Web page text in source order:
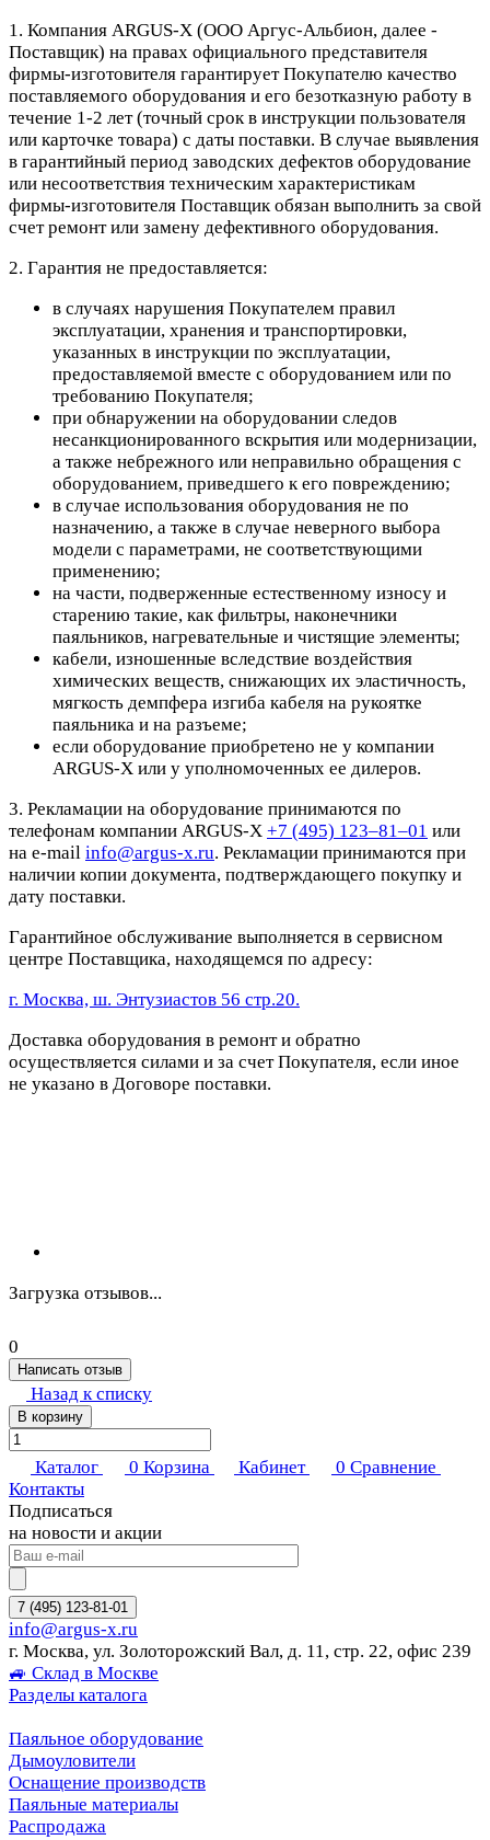
1. Компания ARGUS-X (ООО Аргус-Альбион, далее -
Поставщик) на правах официального представителя
фирмы-изготовителя гарантирует Покупателю качество
поставляемого оборудования и его безотказную работу в
течение 1-2 лет (точный срок в инструкции пользователя
или карточке товара) с даты поставки. В случае выявления
в гарантийный период заводских дефектов оборудование
или несоответствия техническим характеристикам
фирмы-изготовителя Поставщик обязан выполнить за свой
счет ремонт или замену дефективного оборудования.
2. Гарантия не предоставляется:
в случаях нарушения Покупателем правил
эксплуатации, хранения и транспортировки,
указанных в инструкции по эксплуатации,
предоставляемой вместе с оборудованием или по
требованию Покупателя;
при обнаружении на оборудовании следов
несанкционированного вскрытия или модернизации,
а также небрежного или неправильно обращения с
оборудованием, приведшего к его повреждению;
в случае использования оборудования не по
назначению, а также в случае неверного выбора
модели с параметрами, не соответствующими
применению;
на части, подверженные естественному износу и
старению такие, как фильтры, наконечники
паяльников, нагревательные и чистящие элементы;
кабели, изношенные вследствие воздействия
химических веществ, снижающих их эластичность,
мягкость демпфера изгиба кабеля на рукоятке
паяльника и на разъеме;
если оборудование приобретено не у компании
ARGUS-X или у уполномоченных ее дилеров.
3. Рекламации на оборудование принимаются по
телефонам компании ARGUS-X +7 (495) 123–81–01 или
на e-mail info@argus-x.ru. Рекламации принимаются при
наличии копии документа, подтверждающего покупку и
дату поставки.
Гарантийное обслуживание выполняется в сервисном
центре Поставщика, находящемся по адресу:
г. Москва, ш. Энтузиастов 56 стр.20.
Доставка оборудования в ремонт и обратно
осуществляется силами и за счет Покупателя, если иное
не указано в Договоре поставки.
Загрузка отзывов...
0
Написать отзыв
Назад к списку
В корзину
Каталог 0 Корзина Кабинет 0 Сравнение
Контакты
Подписаться
на новости и акции
7 (495) 123-81-01
info@argus-x.ru
г. Москва, ул. Золоторожский Вал, д. 11, стр. 22, офис 239
🚙 Склад в Москве
Разделы каталога
Паяльное оборудование
Дымоуловители
Оснащение производств
Паяльные материалы
Распродажа